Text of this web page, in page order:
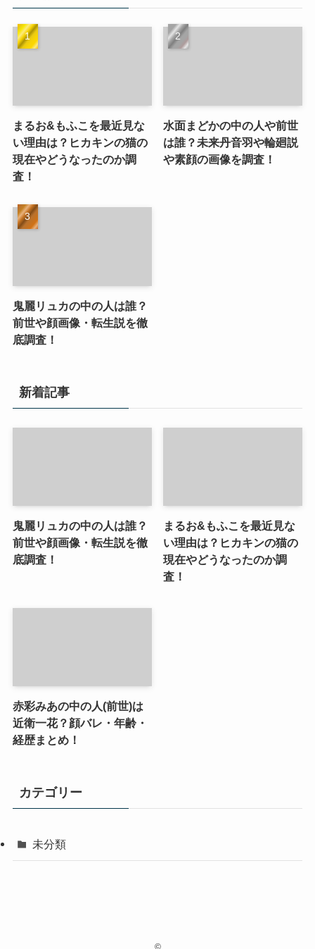
まるお&もふこを最近見な
い理由は？ヒカキンの猫の
現在やどうなったのか調
査！
水面まどかの中の人や前世
は誰？未来丹音羽や輪廻説
や素顔の画像を調査！
鬼麗リュカの中の人は誰？
前世や顔画像・転生説を徹
底調査！
新着記事
鬼麗リュカの中の人は誰？
前世や顔画像・転生説を徹
底調査！
まるお&もふこを最近見な
い理由は？ヒカキンの猫の
現在やどうなったのか調
査！
赤彩みあの中の人(前世)は
近衛一花？顔バレ・年齢・
経歴まとめ！
カテゴリー
未分類